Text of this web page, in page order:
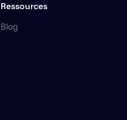
Ressources
Blog